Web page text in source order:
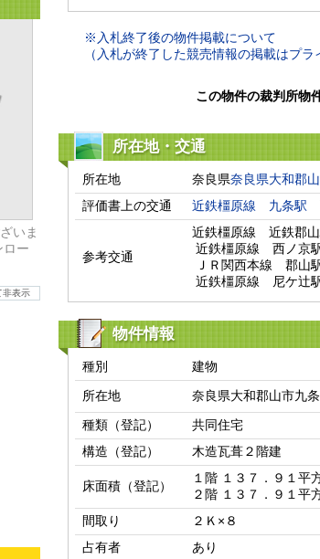
いま
ロー
非表示
※入札終了後の物件掲載について
（入札が終了した競売情報の掲載はプラ
この物件の裁判所物
所在地・交通
所在地 奈良県奈良県大和郡
評価書上の交通
近鉄橿原線 九条駅
参考交通
近鉄橿原線　近鉄郡
近鉄橿原線　尼ケ辻
物件情報
種別 建物
所在地
奈良県大和郡山市九
種類（登記）
共同住宅
構造（登記）
木造瓦葺２階建
床面積（登記）
１階 １３７．９１平
２階 １３７．９１平
間取り ２Ｋ×８
占有者
あり